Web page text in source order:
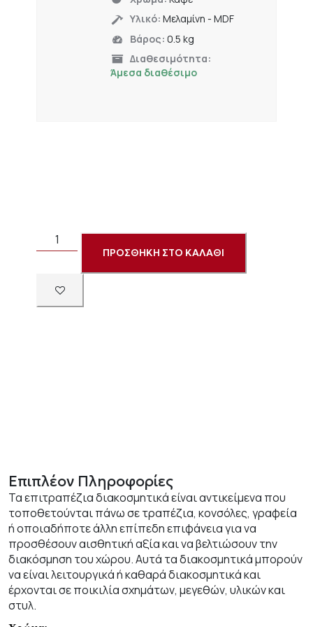
Υλικό:Μελαμίνη - MDF
Βάρος:0.5 kg
Διαθεσιμότητα:
Άμεσα διαθέσιμο
ΠΡΟΣΘΗΚΗ ΣΤΟ ΚΑΛΑΘΙ
Επιπλέον Πληροφορίες
Τα επιτραπέζια διακοσμητικά είναι αντικείμενα που
τοποθετούνται πάνω σε τραπέζια, κονσόλες, γραφεία
ή οποιαδήποτε άλλη επίπεδη επιφάνεια για να
προσθέσουν αισθητική αξία και να βελτιώσουν την
διακόσμηση του χώρου. Αυτά τα διακοσμητικά μπορούν
να είναι λειτουργικά ή καθαρά διακοσμητικά και
έρχονται σε ποικιλία σχημάτων, μεγεθών, υλικών και
στυλ.